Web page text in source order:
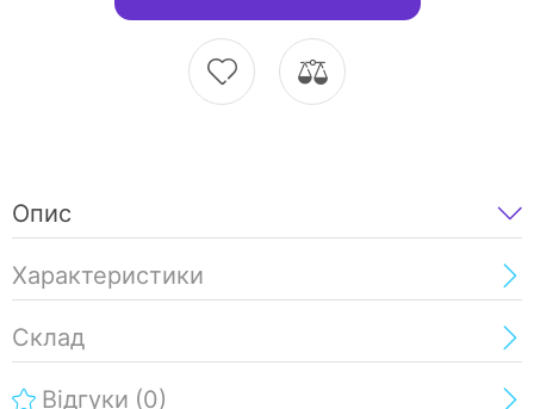
Опис
Характеристики
Склад
Відгуки (0)